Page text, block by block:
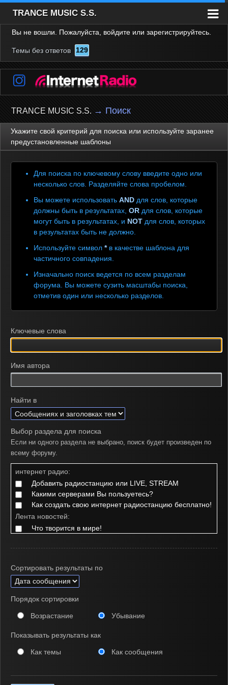
TRANCE MUSIC S.S.
Форум
Ресурсы
Пользователи
Правила
Поиск
Регистрация
Вход
Вы не вошли. Пожалуйста, войдите или зарегистрируйтесь.
Темы без ответов 129
TRANCE MUSIC S.S. → Поиск
Укажите свой критерий для поиска или используйте заранее
предустановленные шаблоны
Для поиска по ключевому слову введите одно или
несколько слов. Разделяйте слова пробелом.
Вы можете использовать ANDдля слов, которые
должны быть в результатах, ORдля слов, которые
могут быть в результатах, и NOTдля слов, которых
в результатах быть не должно.
Используйте символ *в качестве шаблона для
частичного совпадения.
Изначально поиск ведется по всем разделам
форума. Вы можете сузить масштабы поиска,
отметив один или несколько разделов.
Ключевые слова
Имя автора
Найти в
Выбор раздела для поиска
Если ни одного раздела не выбрано, поиск будет произведен по
всему форуму.
интернет радио:
Добавить радиостанцию или LIVE, STREAM
Какими серверами Вы пользуетесь?
Как создать свою интернет радиостанцию бесплатно!
Лента новостей:
Что творится в мире!
Моя реклама и объявления
🌐TRANCE MUSIC🔥- [клипы]
Предложения тем!
Беседы
Женская комната
Android - Разработка и программирование
интернет:
HTTPS и SSL-сертификат
Сортировать результаты по
Порядок сортировки
Возрастание Убывание
Показывать результаты как
Как темы Как сообщения